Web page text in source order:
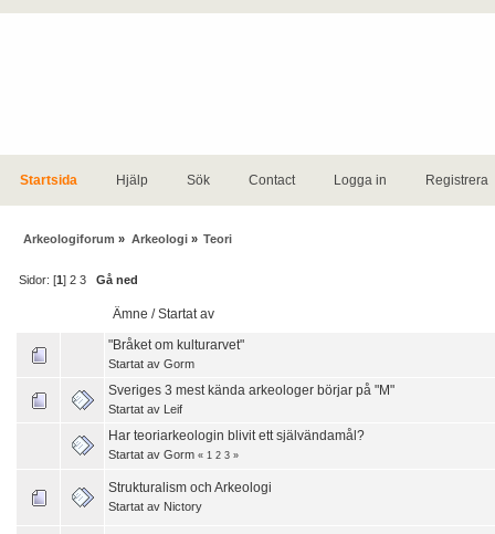
Startsida Hjälp Sök Contact Logga in Registrera
Arkeologiforum » Arkeologi» Teori
Sidor: [1]2 3 Gå ned
Ämne /Startat av
"Bråket om kulturarvet"
Startat av Gorm
Sveriges 3 mest kända arkeologer börjar på "M"
Startat av Leif
Har teoriarkeologin blivit ett självändamål?
Startat av Gorm « 1 2 3 »
Strukturalism och Arkeologi
Startat av Nictory